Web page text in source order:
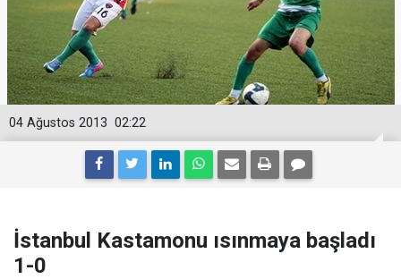
02:22
04 Ağustos 2013
İstanbul Kastamonu ısınmaya başladı
1-0